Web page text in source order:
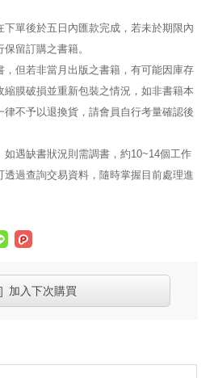
單後於五日內匯款完成，若未於期限內
留訂購之書籍。
但若非當月出版之書籍，有可能因庫存
膜破損並重新包裝之情況，如非書籍本
不予以退換貨，請會員自行考量確認後
遇缺書狀況則需調書，約10~14個工作
過查詢交易資料，隨時掌握目前處理進
加入下次購買